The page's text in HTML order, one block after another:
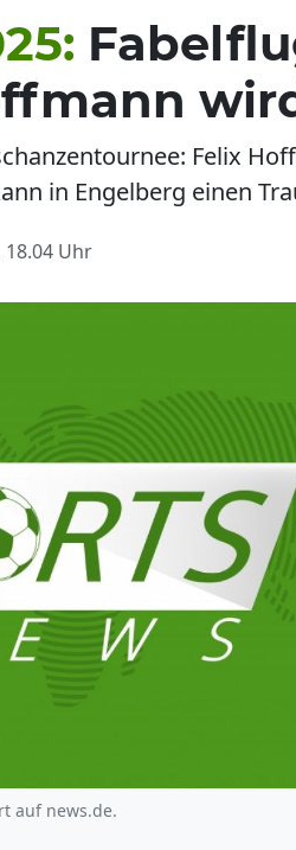
Felix
in Engelberg einen
18.04 Uhr
auf news.de.